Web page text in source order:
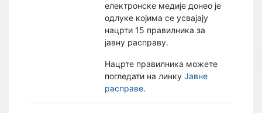
електронске медије донео је
одлуке којима се усвајају
нацрти 15 правилника за
јавну расправу.
Нацрте правилника можете
погледати на линкуЈавне
расправе.